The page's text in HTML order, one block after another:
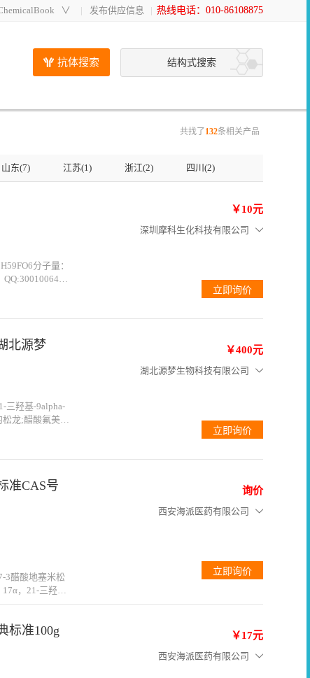
热线电话：010-86108875
∨ 发布供应信息
结构式搜索
抗体搜索
共找了 132条相关产品
山东(7) 江苏(1) 浙江(2) 四川(2)
分子量：
￥10元
深圳摩科生化科技有限公司
北源梦
三羟基-9alpha-
松龙;醋酸氟美
￥400元
湖北源梦生物科技有限公司
准CAS号
3醋酸地塞米松
C24H31FO6应
询价
西安海派医药有限公司
标准100g
￥17元
西安海派医药有限公司